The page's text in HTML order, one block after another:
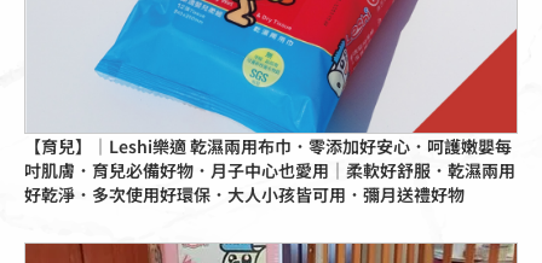
【育兒】｜Leshi樂適 乾濕兩用布巾．零添加好安心．呵護嫩嬰每
吋肌膚．育兒必備好物．月子中心也愛用｜柔軟好舒服．乾濕兩用
好乾淨．多次使用好環保．大人小孩皆可用．彌月送禮好物